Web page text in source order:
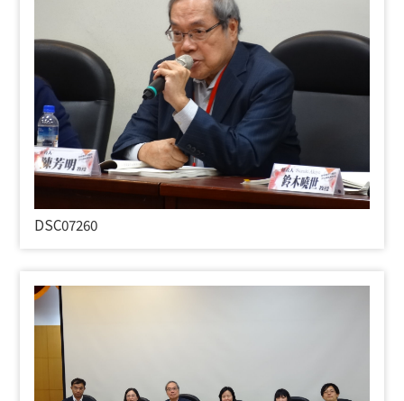
DSC07260